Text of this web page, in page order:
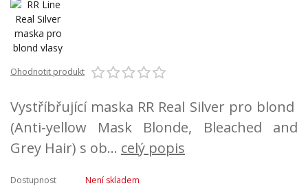
Ohodnotit produkt
Vystříbřující maska RR Real Silver pro blond
(Anti-yellow Mask Blonde, Bleached and
Grey Hair) s ob... celý popis
Dostupnost
Není skladem